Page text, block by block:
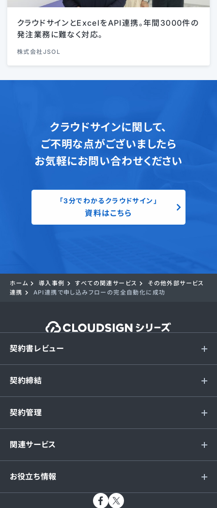
クラウドサインとExcelをAPI連携。年間3000件の
発注業務に難なく対応。
株式会社JSOL
クラウドサインに関して、
ご不明な点がございましたら
お気軽にお問い合わせください
「3分でわかるクラウドサイン」
資料はこちら
ホーム 導入事例 すべての関連サービス
その他外部サービス
連携
API連携で申し込みフローの完全自動化に成功
契約書レビュー
契約締結
契約管理
関連サービス
お役立ち情報